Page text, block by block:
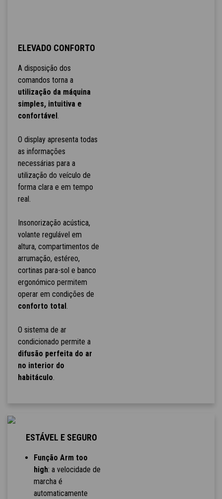
ELEVADO CONFORTO
A disposição dos
comandos torna a
utilização da máquina
simples, intuitiva e
confortável .
O display apresenta todas
as informações
necessárias para a
utilização do veículo de
forma clara e em tempo
real.
Insonorização acústica,
volante regulável em
altura, compartimentos de
arrumação, estéreo,
cortinas para-sol e banco
ergonómico permitem
operar em condições de
conforto total .
O sistema de ar
condicionado permite a
difusão perfeita do ar
no interior do
habitáculo.
ESTÁVEL E SEGURO
Função Arm too
high: a velocidade de
marcha é
automaticamente